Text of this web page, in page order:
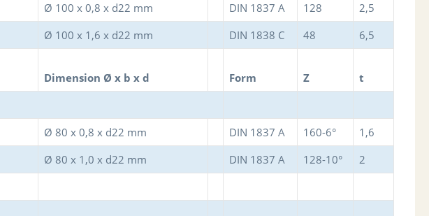
Ø 100 x 0,8 x d22 mm DIN 1837 A 128
2,5
Ø 100 x 1,6 x d22 mm DIN 1838 C 48 6,5
Dimension Ø x b x d Form Z t
Ø 80 x 0,8 x d22 mm DIN 1837 A 160-6°
1,6
Ø 80 x 1,0 x d22 mm DIN 1837 A 128-10°
2